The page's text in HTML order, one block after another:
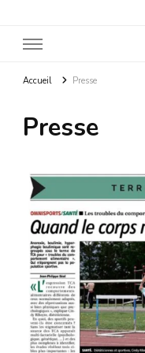
Accueil Presse
Presse